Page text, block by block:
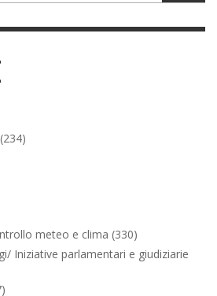
(234)
meteo e clima (330)
Iniziative parlamentari e giudiziarie